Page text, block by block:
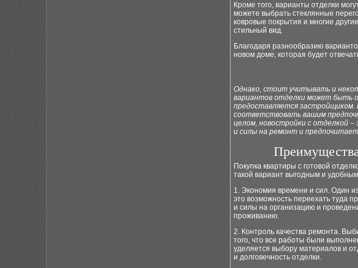
Кроме того, варианты отделки
можете выбрать стеклянные
ковровые покрытия и многие
стильный вид.
Благодаря разнообразию
новом доме, которая будет
Однако, стоит учитывать и
вариантов отделки может быть
предоставляется
соответствовать вашим
целом, новостройки с отделкой
и силы на ремонт и
Покупка квартиры с готовой
такой вариант выгодным и
1. Экономия времени и сил. Один
это возможность переехать туда
и силы на организацию и
проживанию.
2. Контроль качества ремонта.
того, что все работы были
уделяется выбору материалов и
и долговечность отделки.